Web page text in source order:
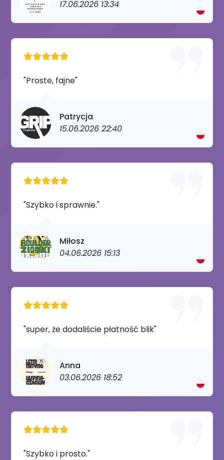
17.06.2026 13:34
"Proste, fajne"
Patrycja
15.06.2026 22:40
"Szybko i sprawnie."
Miłosz
04.06.2026 15:13
"super, że dodaliście płatność blik"
Anna
03.06.2026 18:52
"Szybko i prosto."